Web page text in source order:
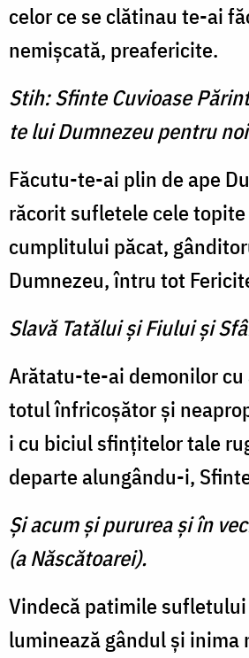
celor ce se clătinau te-ai
nemişcată, preafericite.
Stih: Sfinte Cuvioase
te lui Dumnezeu pentru
Făcutu-te-ai plin de ape
răcorit sufletele cele
cumplitului păcat,
Dumnezeu, întru tot
Slavă Tatălui şi Fiului şi
Arătatu-te-ai demonilor cu
totul înfricoşător şi
i cu biciul sfinţitelor tale
departe alungându-i,
Şi acum şi pururea şi în
(a Născătoarei).
Vindecă patimile
luminează gândul şi inima